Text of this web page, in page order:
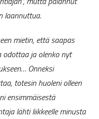
laannuttua.
mietin, että saapas
odottaa ja olenko nyt
Onneksi
totesin huoleni olleen
ensimmäisestä
lähti liikkeelle minusta